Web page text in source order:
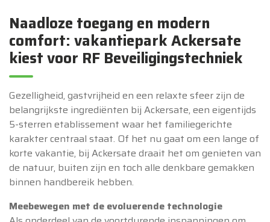
Naadloze toegang en modern
comfort: vakantiepark Ackersate
kiest voor RF Beveiligingstechniek
Gezelligheid, gastvrijheid en een relaxte sfeer zijn de
belangrijkste ingrediënten bij Ackersate, een eigentijds
5-sterren etablissement waar het familiegerichte
karakter centraal staat. Of het nu gaat om een ​​lange of
korte vakantie, bij Ackersate draait het om genieten van
de natuur, buiten zijn en toch alle denkbare gemakken
binnen handbereik hebben.
Meebewegen met de evoluerende technologie